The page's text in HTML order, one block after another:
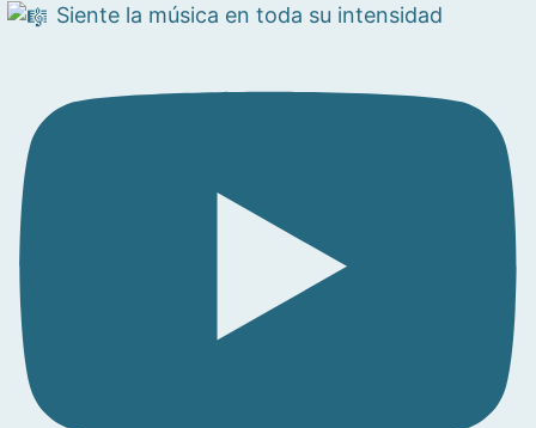
Siente la música en toda su intensidad